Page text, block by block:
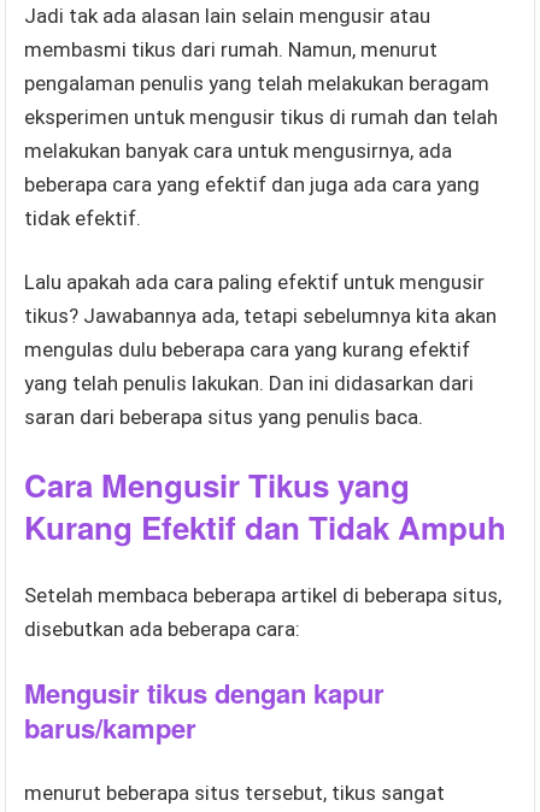
Jadi tak ada alasan lain selain mengusir atau
membasmi tikus dari rumah. Namun, menurut
pengalaman penulis yang telah melakukan beragam
eksperimen untuk mengusir tikus di rumah dan telah
melakukan banyak cara untuk mengusirnya, ada
beberapa cara yang efektif dan juga ada cara yang
tidak efektif.
Lalu apakah ada cara paling efektif untuk mengusir
tikus? Jawabannya ada, tetapi sebelumnya kita akan
mengulas dulu beberapa cara yang kurang efektif
yang telah penulis lakukan. Dan ini didasarkan dari
saran dari beberapa situs yang penulis baca.
Cara Mengusir Tikus yang
Kurang Efektif dan Tidak Ampuh
Setelah membaca beberapa artikel di beberapa situs,
disebutkan ada beberapa cara:
Mengusir tikus dengan kapur
barus/kamper
menurut beberapa situs tersebut, tikus sangat